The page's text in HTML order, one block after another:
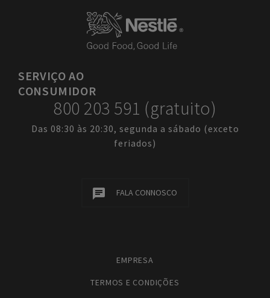
SERVIÇOAO
CONSUMIDOR
800 203 591 (gratuito)
Das 08:30 às 20:30, segunda a sábado (exceto
feriados)
FALA CONNOSCO
EMPRESA
TERMOS E CONDIÇÕES